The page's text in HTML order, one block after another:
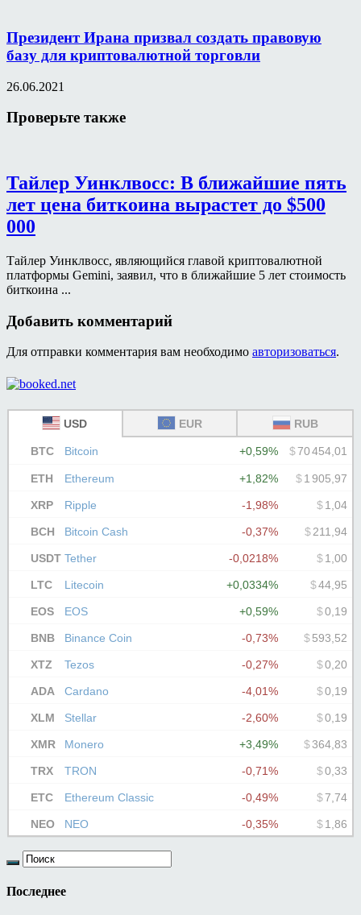
Президент Ирана призвал создать правовую
базу для криптовалютной торговли
26.06.2021
Проверьте также
Тайлер Уинклвосс: В ближайшие пять
лет цена биткоина вырастет до $500
000
Тайлер Уинклвосс, являющийся главой криптовалютной
платформы Gemini, заявил, что в ближайшие 5 лет стоимость
биткоина ...
Добавить комментарий
Для отправки комментария вам необходимо авторизоваться.
Последнее